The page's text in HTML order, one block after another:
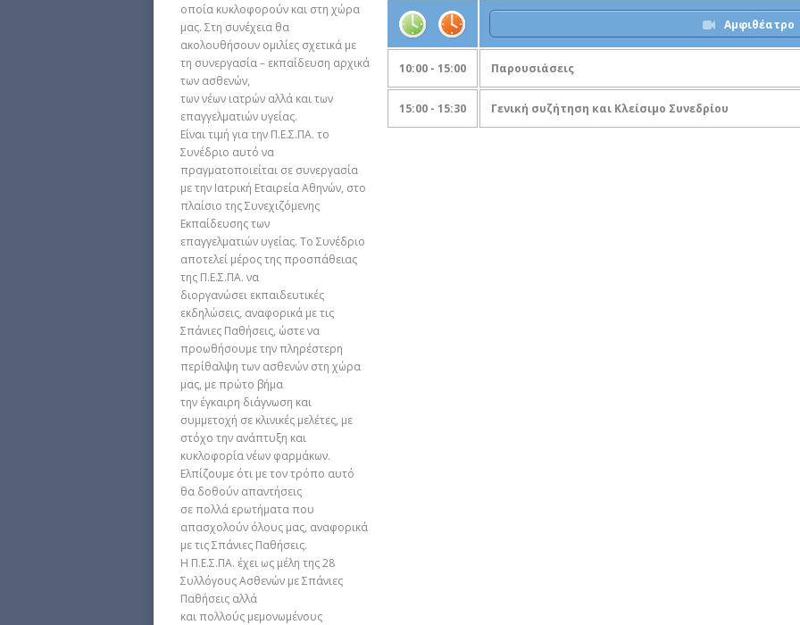
οποία κυκλοφορούν και στη χώρα
μας. Στη συνέχεια θα
ακολουθήσουν ομιλίες σχετικά με
τη συνεργασία – εκπαίδευση αρχικά
των ασθενών,
των νέων ιατρών αλλά και των
επαγγελματιών υγείας.
Είναι τιμή για την Π.Ε.Σ.ΠΑ. το
Συνέδριο αυτό να
πραγματοποιείται σε συνεργασία
με την Ιατρική Εταιρεία Αθηνών, στο
πλαίσιο της Συνεχιζόμενης
Εκπαίδευσης των
επαγγελματιών υγείας. Το Συνέδριο
αποτελεί μέρος της προσπάθειας
της Π.Ε.Σ.ΠΑ. να
διοργανώσει εκπαιδευτικές
εκδηλώσεις, αναφορικά με τις
Σπάνιες Παθήσεις, ώστε να
προωθήσουμε την πληρέστερη
περίθαλψη των ασθενών στη χώρα
μας, με πρώτο βήμα
την έγκαιρη διάγνωση και
συμμετοχή σε κλινικές μελέτες, με
στόχο την ανάπτυξη και
κυκλοφορία νέων φαρμάκων.
Ελπίζουμε ότι με τον τρόπο αυτό
θα δοθούν απαντήσεις
σε πολλά ερωτήματα που
απασχολούν όλους μας, αναφορικά
με τις Σπάνιες Παθήσεις.
Η Π.Ε.Σ.ΠΑ. έχει ως μέλη της 28
Συλλόγους Ασθενών με Σπάνιες
Παθήσεις αλλά
και πολλούς μεμονωμένους
Αμφιθέατρο
10:00 - 15:00 Παρουσιάσεις
15:00 - 15:30 Γενική συζήτηση και Κλείσιμο Συνεδρίου